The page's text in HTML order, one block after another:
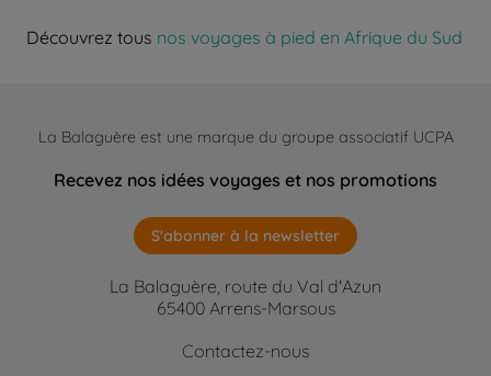
Découvrez tous nos voyages à pied en Afrique du Sud
La Balaguère est une marque du groupe associatif UCPA
Recevez nos idées voyages et nos promotions
S'abonner à la newsletter
La Balaguère, route du Val d'Azun
65400 Arrens-Marsous
Contactez-nous